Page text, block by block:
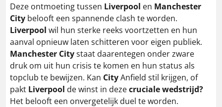
Deze ontmoeting tussen Liverpool en Manchester
City belooft een spannende clash te worden.
Liverpool wil hun sterke reeks voortzetten en hun
aanval opnieuw laten schitteren voor eigen publiek.
Manchester Citystaat daarentegen onder zware
druk om uit hun crisis te komen en hun status als
topclub te bewijzen. Kan CityAnfield stil krijgen, of
pakt Liverpool de winst in dezecruciale wedstrijd?
Het belooft een onvergetelijk duel te worden.